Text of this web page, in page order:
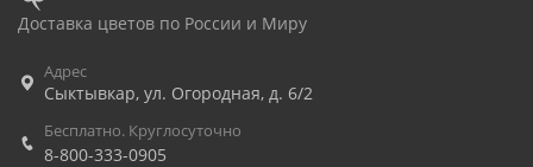
Доставка цветов по России и Миру
Адрес
Сыктывкар, ул. Огородная, д. 6/2
Бесплатно. Круглосуточно
8-800-333-0905